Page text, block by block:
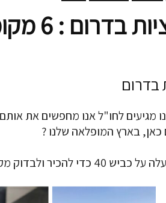
: 6 מקומות שחייבים להכיר
בדרום
מגיעים לחו"ל אנו מחפשים את
בארץ המופלאה שלנו ?